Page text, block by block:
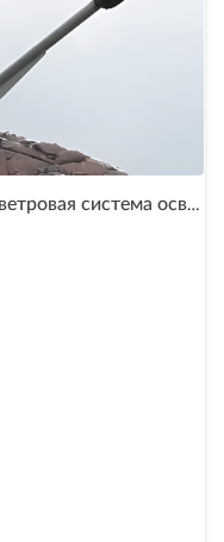
Автономная уличная солнечно-ветровая система освещения на солнечных батареях LE-Max VSSO-150